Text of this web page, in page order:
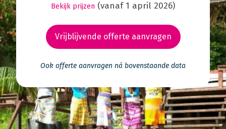
Bekijk prijzen (vanaf 1 april 2026)
Vrijblijvende offerte aanvragen
Ook offerte aanvragen ná bovenstaande data